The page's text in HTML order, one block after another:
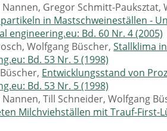
Gregor Schmitt-Pauksztat,
in Mastschweineställen -
engineering.eu: Bd. 60 Nr. 4 (2005)
Wolfgang Büscher,Stallklima
Bd. 53 Nr. 5 (1998)
Entwicklungsstand von
Bd. 53 Nr. 5 (1998)
Till Schneider, Wolfgang
Milchviehställen mit Trauf-First-